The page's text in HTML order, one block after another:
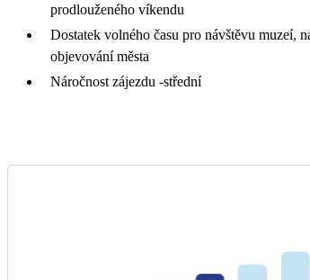
prodlouženého víkendu
Dostatek volného času pro návštěvu muzeí,
objevování města
Náročnost zájezdu -střední